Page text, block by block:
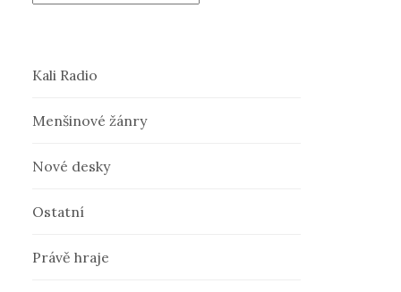
Kali Radio
Menšinové žánry
Nové desky
Ostatní
Právě hraje